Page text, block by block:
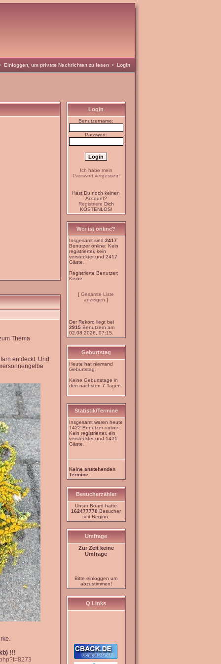
Einloggen, um private Nachrichten zu lesen• Login
Thema
entdeckt. Und
!!!
Login
Benutzername:
Passwort:
Ich habe mein
Passwort vergessen!
Hast Du noch keinen
Account?
Registriere Dich
KOSTENLOS!
Wer ist online?
Insgesamt sind 2417
Benutzer online: Kein
registrierter, kein
versteckter und 2417
Gäste.
Registrierte Benutzer:
Keine
[ Gesamte Liste
anzeigen ]
Der Rekord liegt bei
2915Benutzern am
02.08.2026, 07:15.
Geburtstag
Heute hat niemand
Geburtstag.
Keine Geburtstage in
den nächsten 7 Tagen.
Statistik/Termine
Insgesamt waren heute
1422 Benutzer online:
Kein registrierter, ein
versteckter und 1421
Gäste.
Keine anstehenden
Termine
Besucherzähler
Unser Board hatte
162477770 Besucher
seit Beginn.
Umfrage
Zur Zeit keine
Umfrage
Bitte einloggen um
abzustimmen!
Q Links